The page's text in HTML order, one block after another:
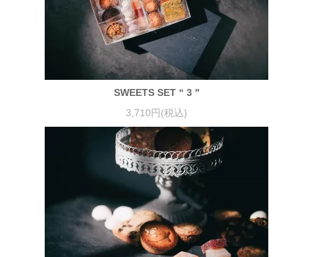
SWEETS SET “ 3 "
3,710円(税込)